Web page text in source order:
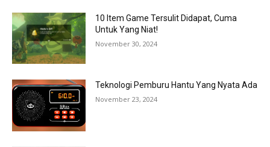
10 Item Game Tersulit Didapat, Cuma
Untuk Yang Niat!
November 30, 2024
Teknologi Pemburu Hantu Yang Nyata Ada
November 23, 2024